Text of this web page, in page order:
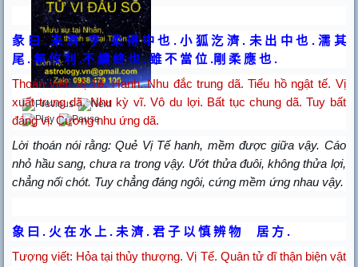
彖 曰 . 未 濟 . 亨 . 柔 得 中 也 . 小 狐 汔 濟 . 未 出 中 也 . 濡 其
尾 . 無 攸 利 .不 續 終 也 . 雖 不 當 位 .剛 柔 應 也 .
Thoán viết: Vị Tế. Hanh. Nhu đắc trung dã. Tiểu hồ ngật tế. Vị
xuất trung dã. Nhu kỳ vĩ. Vô du lợi. Bất tục chung dã. Tuy bất
đáng vị. Cương nhu ứng dã.
Lời thoán nói rằng: Quẻ Vị Tế hanh, mềm được giữa vậy. Cáo
nhỏ hầu sang, chưa ra trong vậy. Ướt thửa đuôi, không thửa lợi,
chẳng nối chót. Tuy chẳng đáng ngôi, cứng mềm ứng nhau vậy.
象 曰 . 火 在 水 上 . 未 濟 . 君 子 以 慎 辨 物 居 方 .
Tượng viết: Hỏa tại thủy thượng. Vị Tế. Quân tử dĩ thận biện vật